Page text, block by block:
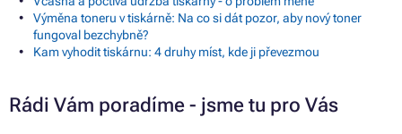
Výměna toneru v tiskárně: Na co si dát pozor, aby nový toner
fungoval bezchybně?
Kam vyhodit tiskárnu: 4 druhy míst, kde ji převezmou
Rádi Vám poradíme - jsme tu pro Vás